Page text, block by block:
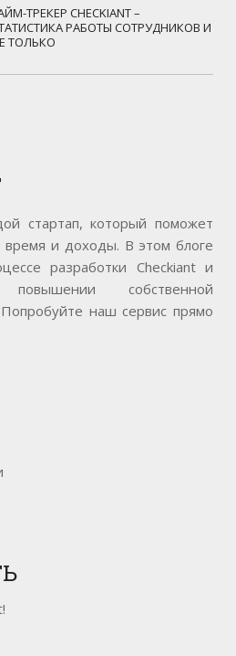
ТРЕКЕР CHECKIANT –
РАБОТЫ СОТРУДНИКОВ И
ТОЛЬКО
стартап, который поможет
время и доходы. В этом блоге
разработки Checkiant и
собственной
наш сервис прямо